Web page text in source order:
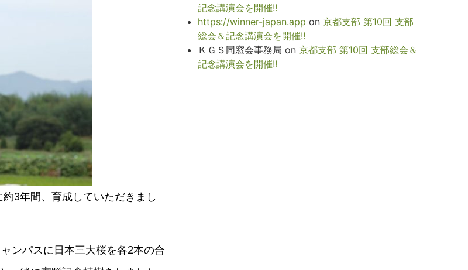
3年間、育成していただきまし
ンパスに日本三大桜を各2本の合
記念講演会を開催!!
https://winner-japan.app on 京都支部 第10回 支部
総会＆記念講演会を開催!!
ＫＧＳ同窓会事務局 on 京都支部 第10回 支部総会＆
記念講演会を開催!!